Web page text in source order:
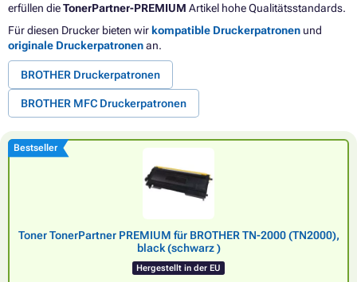
erfüllen dieTonerPartner-PREMIUM Artikel hohe Qualitätsstandards.
Für diesen Drucker bieten wir kompatible Druckerpatronen und
originale Druckerpatronenan.
BROTHER Druckerpatronen
BROTHER MFC Druckerpatronen
Bestseller
Toner TonerPartner PREMIUM für BROTHER TN-2000 (TN2000),
black (schwarz )
Hergestellt in der EU